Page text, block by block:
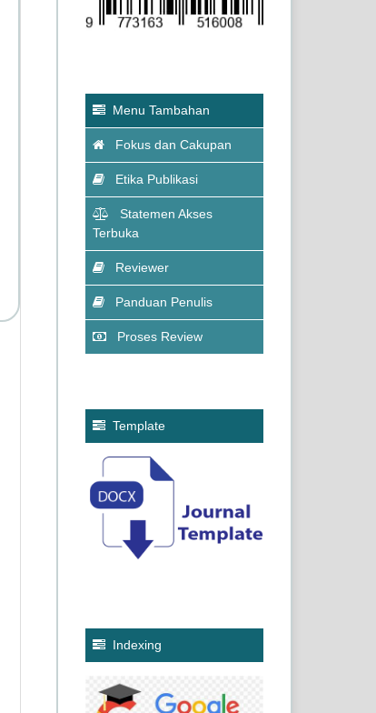
Menu Tambahan
Fokus dan Cakupan
Etika Publikasi
Statemen Akses
Terbuka
Reviewer
Panduan Penulis
Proses Review
Template
Indexing